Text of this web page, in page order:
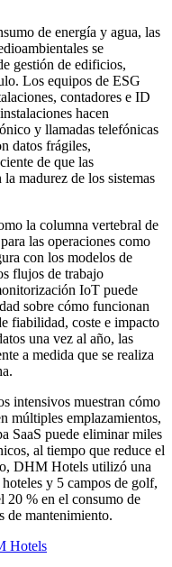
de energía y agua, las
se
gestión de edificios,
Los equipos de ESG
contadores e ID
hacen
y llamadas telefónicas
datos frágiles,
de que las
madurez de los sistemas
la columna vertebral de
las operaciones como
con los modelos de
flujos de trabajo
IoT puede
sobre cómo funcionan
fiabilidad, coste e impacto
una vez al año, las
a medida que se realiza
intensivos muestran cómo
múltiples emplazamientos,
SaaS puede eliminar miles
al tiempo que reduce el
DHM Hotels utilizó una
y 5 campos de golf,
20 % en el consumo de
de mantenimiento.
Hotels